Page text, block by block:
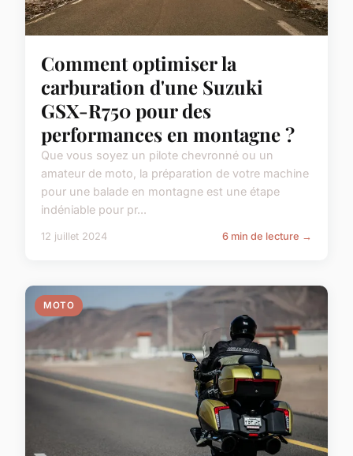
Comment optimiser la
carburation d'une Suzuki
GSX-R750 pour des
performances en montagne ?
Que vous soyez un pilote chevronné ou un
amateur de moto, la préparation de votre machine
pour une balade en montagne est une étape
indéniable pour pr...
12 juillet 2024 6 min de lecture →
MOTO